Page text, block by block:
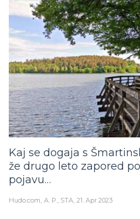
Kaj se dogaja s
že drugo leto zapored
pojavu…
Hudo.com A. P., STA 21. Apr 2023